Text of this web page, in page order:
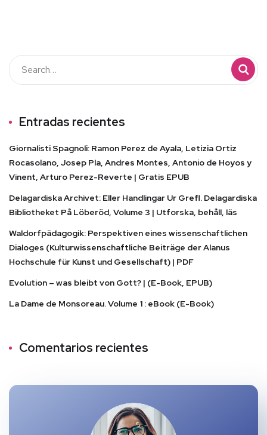
Entradas recientes
Giornalisti Spagnoli: Ramon Perez de Ayala, Letizia Ortiz
Rocasolano, Josep Pla, Andres Montes, Antonio de Hoyos y
Vinent, Arturo Perez-Reverte | Gratis EPUB
Delagardiska Archivet: Eller Handlingar Ur Grefl. Delagardiska
Bibliotheket På Löberöd, Volume 3 | Utforska, behåll, läs
Waldorfpädagogik: Perspektiven eines wissenschaftlichen
Dialoges (Kulturwissenschaftliche Beiträge der Alanus
Hochschule für Kunst und Gesellschaft) | PDF
Evolution – was bleibt von Gott? | (E-Book, EPUB)
La Dame de Monsoreau. Volume 1 : eBook (E-Book)
Comentarios recientes